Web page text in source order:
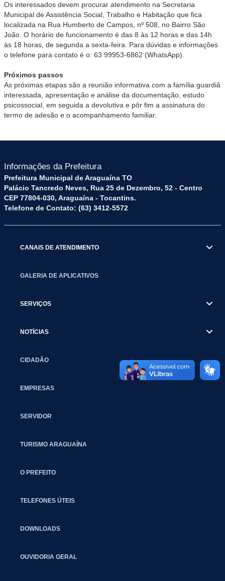
Os interessados devem procurar atendimento na Secretaria
Municipal de Assistência Social, Trabalho e Habitação que fica
localizada na Rua Humberto de Campos, nº 508, no Bairro São
João. O horário de funcionamento é das 8 às 12 horas e das 14h
às 18 horas, de segunda a sexta-feira. Para dúvidas e informações
o telefone para contato é o: 63 99953-6862 (WhatsApp).
Próximos passos
As próximas etapas são a reunião informativa com a família guardiã
interessada, apresentação e análise da documentação, estudo
psicossocial, em seguida a devolutiva e pôr fim a assinatura do
termo de adesão e o acompanhamento familiar.
Informações da Prefeitura
Prefeitura Municipal de Araguaína TO
Palácio Tancredo Neves, Rua 25 de Dezembro, 52 - Centro
CEP 77804-030, Araguaína - Tocantins.
Telefone de Contato: (63) 3412-5572
CANAIS DE ATENDIMENTO
GALERIA DE APLICATIVOS
SERVIÇOS
NOTÍCIAS
CIDADÃO
EMPRESAS
SERVIDOR
TURISMO ARAGUAÍNA
O PREFEITO
TELEFONES ÚTEIS
DOWNLOADS
OUVIDORIA GERAL